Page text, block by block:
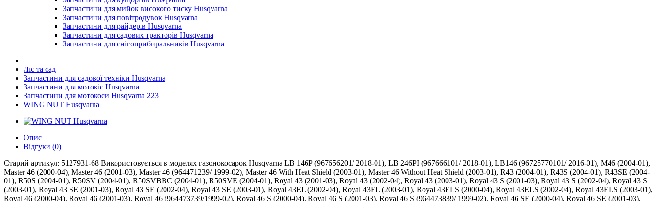
Запчастини для мийок високого тиску Husqvarna
Запчастини для повітродувок Husqvarna
Запчастини для райдерів Husqvarna
Запчастини для садових тракторів Husqvarna
Запчастини для снігоприбиральників Husqvarna
Ліс та сад
Запчастини для садової техніки Husqvarna
Запчастини для мотокіс Husqvarna
Запчастини для мотокоси Husqvarna 223
WING NUT Husqvarna
Опис
Відгуки (0)
Старий артикул: 5127931-68 Використовується в моделях газонокосарок Husqvarna LB 146P (967656201/ 2018-01), LB 246PI (967666101/ 2018-01), LB146 (96725770101/ 2016-01), M46 (2004-01),
Master 46 (2000-04), Master 46 (2001-03), Master 46 (964471239/ 1999-02), Master 46 With Heat Shield (2003-01), Master 46 Without Heat Shield (2003-01), R43 (2004-01), R43S (2004-01), R43SE (2004-
01), R50S (2004-01), R50SV (2004-01), R50SVBBC (2004-01), R50SVE (2004-01), Royal 43 (2001-03), Royal 43 (2002-04), Royal 43 (2003-01), Royal 43 S (2001-03), Royal 43 S (2002-04), Royal 43 S
(2003-01), Royal 43 SE (2001-03), Royal 43 SE (2002-04), Royal 43 SE (2003-01), Royal 43EL (2002-04), Royal 43EL (2003-01), Royal 43ELS (2000-04), Royal 43ELS (2002-04), Royal 43ELS (2003-01),
Royal 46 (2000-04), Royal 46 (2001-03), Royal 46 (964473739/1999-02), Royal 46 S (2000-04), Royal 46 S (2001-03), Royal 46 S (964473839/ 1999-02), Royal 46 SE (2000-04), Royal 46 SE (2001-03),